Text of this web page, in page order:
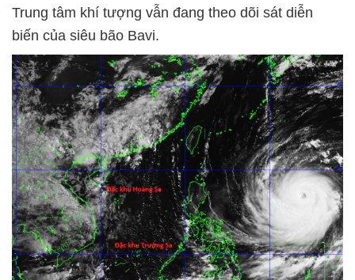
Trung tâm khí tượng vẫn đang theo dõi sát diễn
biến của siêu bão Bavi.